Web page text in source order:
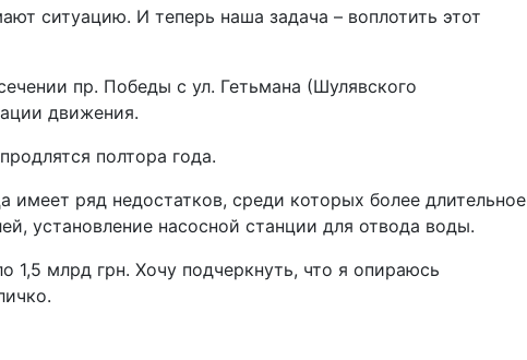
ситуацию. И теперь наша задача – воплотить этот
пр. Победы с ул. Гетьмана (Шулявского
движения.
полтора года.
ряд недостатков, среди которых более длительное
установление насосной станции для отвода воды.
1,5 млрд грн. Хочу подчеркнуть, что я опираюсь